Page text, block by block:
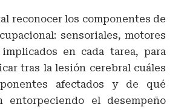
reconocer los componentes de
sensoriales, motores
en cada tarea, para
tras la lesión cerebral cuáles
afectados y de qué
entorpeciendo el desempeño